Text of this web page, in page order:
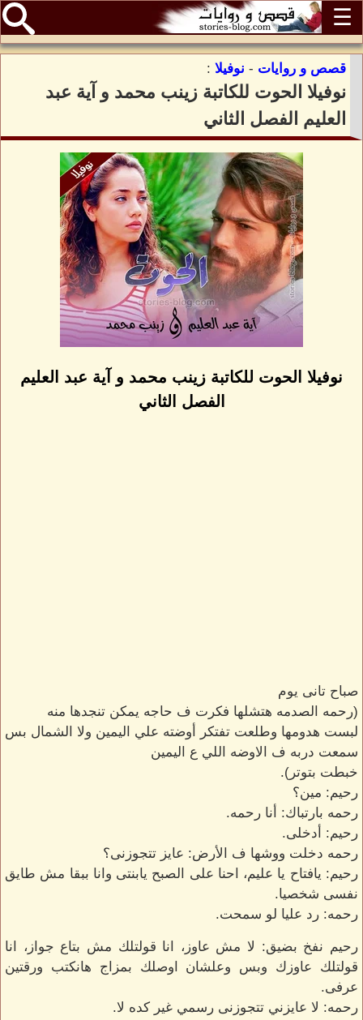
☰
قصص و روايات - نوفيلا :
نوفيلا الحوت للكاتبة زينب محمد و آية عبد
العليم الفصل الثاني
نوفيلا الحوت للكاتبة زينب محمد و آية عبد العليم
الفصل الثاني
صباح تانى يوم
(رحمه الصدمه هتشلها فكرت ف حاجه يمكن تنجدها منه
لبست هدومها وطلعت تفتكر أوضته علي اليمين ولا الشمال بس
سمعت دربه ف الاوضه اللي ع اليمين
خبطت بتوتر).
رحيم: مين؟
رحمه بارتباك: أنا رحمه.
رحيم: أدخلى.
رحمه دخلت ووشها ف الأرض: عايز تتجوزنى؟
رحيم: يافتاح يا عليم، احنا على الصبح يابنتى وانا ببقا مش طايق
نفسى شخصيا.
رحمه: رد عليا لو سمحت.
رحيم نفخ بضيق: لا مش عاوز، انا قولتلك مش بتاع جواز، انا
قولتلك عاوزك وبس وعلشان اوصلك بمزاج هانكتب ورقتين
عرفى.
رحمه: لا عايزني تتجوزنى رسمي غير كده لا.